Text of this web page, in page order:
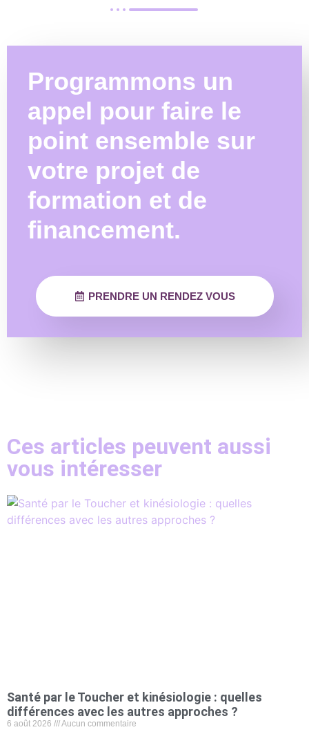
Programmons un
appel pour faire le
point ensemble sur
votre projet de
formation et de
financement.
PRENDRE UN RENDEZ VOUS
Ces articles peuvent aussi
vous intéresser
Santé par le Toucher et kinésiologie : quelles
différences avec les autres approches ?
6 août 2026 Aucun commentaire